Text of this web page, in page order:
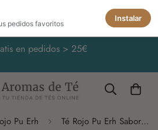
pedidos favoritos
Instalar
en pedidos > 25€
Pu Erh Té Rojo Pu Erh Sabores de Oriente